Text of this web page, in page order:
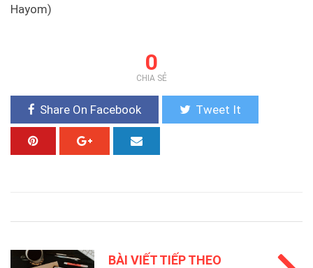
Hayom)
0
CHIA SẺ
Share On Facebook Tweet It
BÀI VIẾT TIẾP THEO